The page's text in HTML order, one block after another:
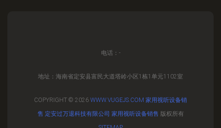
电话：-
地址：海南省定安县富民大道塔岭小区1栋1单元1102室
COPYRIGHT © 2026 WWW.VUGEJS.COM 家用视听设备销
售 定安过万退科技有限公司 家用视听设备销售 版权所有